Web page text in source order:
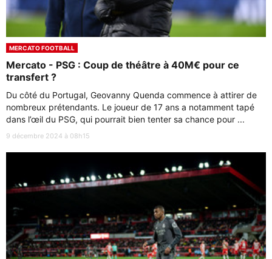
MERCATO FOOTBALL
Mercato - PSG : Coup de théâtre à 40M€ pour ce
transfert ?
Du côté du Portugal, Geovanny Quenda commence à attirer de
nombreux prétendants. Le joueur de 17 ans a notamment tapé
dans l’œil du PSG, qui pourrait bien tenter sa chance pour ...
9 décembre 2024 à 08h15